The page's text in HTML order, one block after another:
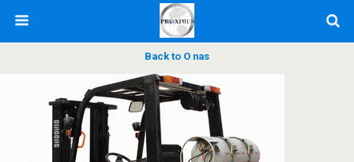
Back to O nas